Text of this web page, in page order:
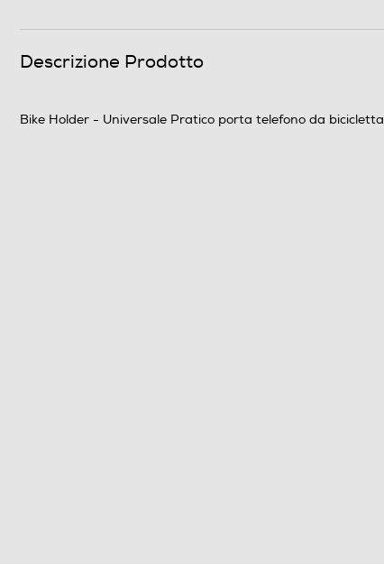
Descrizione Prodotto
Bike Holder - Universale Pratico porta telefono da bicicletta